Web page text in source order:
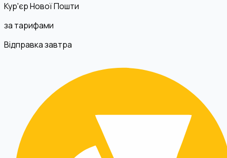
Кур'єр Нової Пошти
за тарифами
Відправка завтра